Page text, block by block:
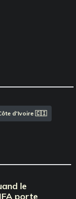
d'Ivoire 🇨🇮
le
porte